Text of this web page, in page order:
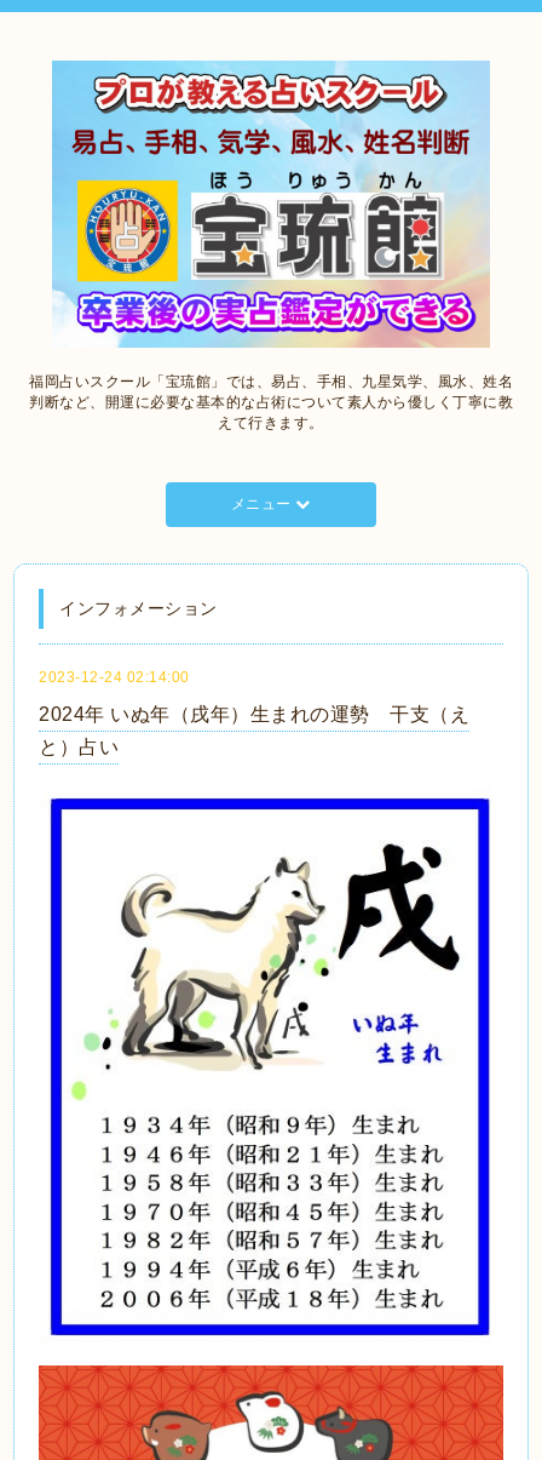
福岡占いスクール「宝琉館」では、易占、手相、九星気学、風水、姓名
判断など、開運に必要な基本的な占術について素人から優しく丁寧に教
えて行きます。
メニュー
インフォメーション
2023-12-24 02:14:00
2024年 いぬ年（戌年）生まれの運勢 干支（え
と）占い